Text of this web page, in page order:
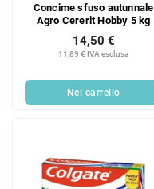
Concime sfuso autunnale
Agro Cererit Hobby 5 kg
11,89 € IVA esclusa
14,50 €
Nel carrello